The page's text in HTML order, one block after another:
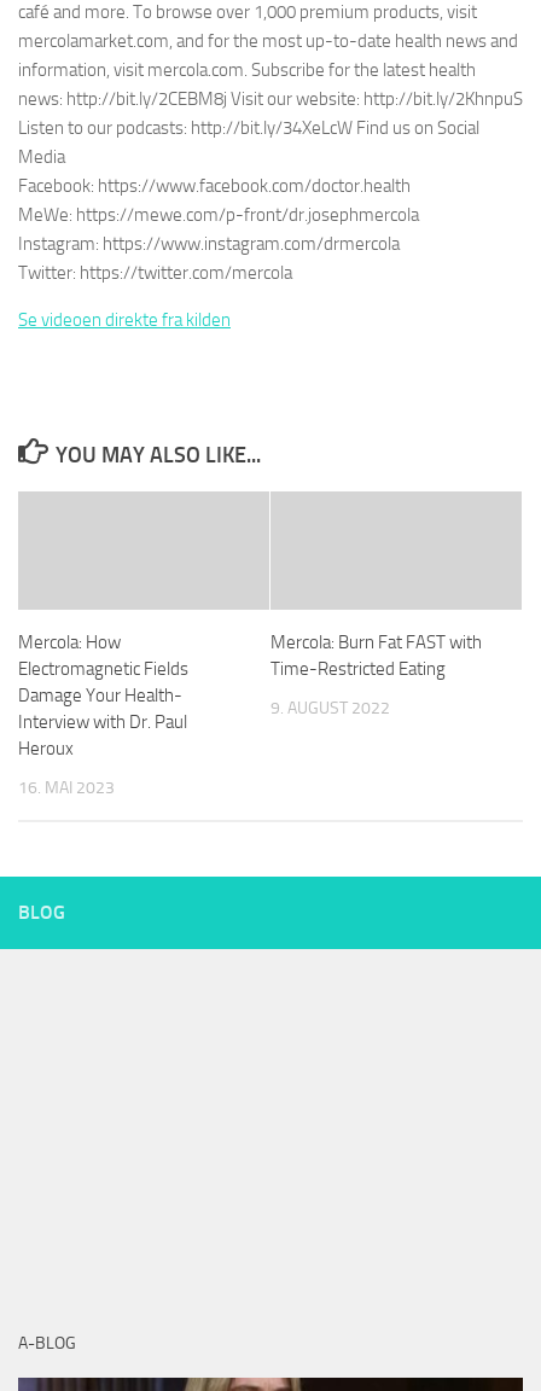
café and more. To browse over 1,000 premium products, visit
mercolamarket.com, and for the most up-to-date health news and
information, visit mercola.com. Subscribe for the latest health
news: http://bit.ly/2CEBM8j Visit our website: http://bit.ly/2KhnpuS
Listen to our podcasts: http://bit.ly/34XeLcW Find us on Social
Media
Facebook: https://www.facebook.com/doctor.health
MeWe: https://mewe.com/p-front/dr.josephmercola
Instagram: https://www.instagram.com/drmercola
Twitter: https://twitter.com/mercola
Se videoen direkte fra kilden
YOU MAY ALSO LIKE...
Mercola: How
Electromagnetic Fields
Damage Your Health-
Interview with Dr. Paul
Heroux
16. MAI 2023
Mercola: Burn Fat FAST with
Time-Restricted Eating
9. AUGUST 2022
BLOG
A-BLOG